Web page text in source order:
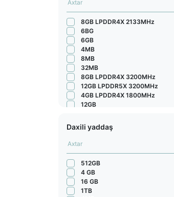
8GB LPDDR4X 2133MHz
6BG
6GB
4MB
8MB
32MB
8GB LPDDR4X 3200MHz
12GB LPDDR5X 3200MHz
4GB LPDDR4X 1800MHz
12GB
16GB LPDDR5X
12GB LPDDR5X 5300MHz
4 GB LPDDR4X 1866 MHz
8 GB LPDDR4X 2133 MHz
8 GB LPDDR4X 1800MHz
4GB LPDDR4X 1866 MHz
8GB LPDDR5X
Daxili yaddaş
512GB
4 GB
16 GB
1TB